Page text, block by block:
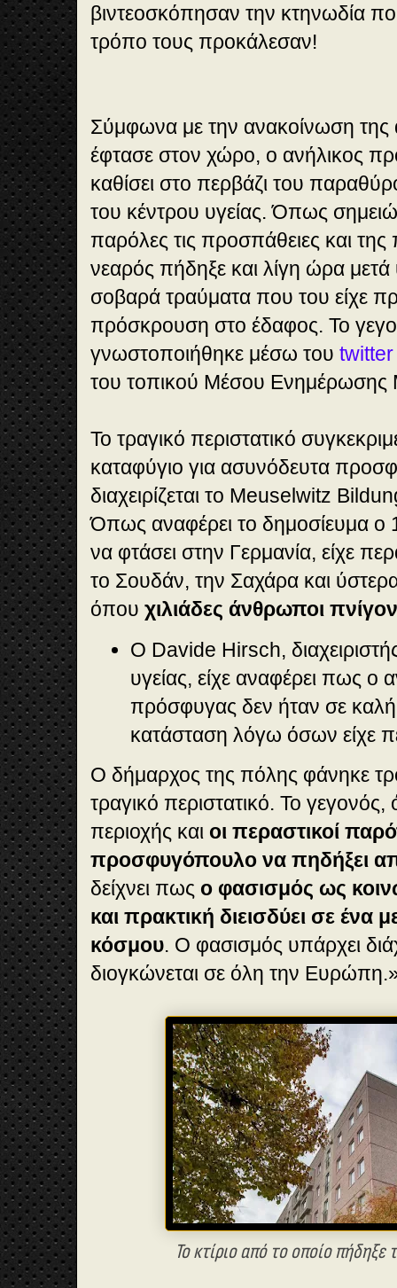
βιντεοσκόπησαν την κτηνωδία
τρόπο τους προκάλεσαν!
Σύμφωνα με την ανακοίνωση της
έφτασε στον χώρο, ο ανήλικος
καθίσει στο περβάζι του
του κέντρου υγείας. Όπως
παρόλες τις προσπάθειες και
νεαρός πήδηξε και λίγη ώρα
σοβαρά τραύματα που του είχε
πρόσκρουση στο έδαφος. Το
γνωστοποιήθηκε μέσω του twitter
του τοπικού Μέσου
Το τραγικό περιστατικό
καταφύγιο για ασυνόδευτα
διαχειρίζεται το Meuselwitz
Όπως αναφέρει το δημοσίευμα ο
να φτάσει στην Γερμανία, είχε
το Σουδάν, την Σαχάρα και
όπου χιλιάδες άνθρωποι
Ο Davide Hirsch,
υγείας, είχε αναφέρει πως ο
πρόσφυγας δεν ήταν σε
κατάσταση λόγω όσων είχε
Ο δήμαρχος της πόλης φάνηκε
τραγικό περιστατικό. Το γεγονός,
περιοχής και οι περαστικοί
προσφυγόπουλο να πηδήξει
δείχνει πως ο φασισμός ως
και πρακτική διεισδύει σε ένα
κόσμου. Ο φασισμός υπάρχει
διογκώνεται σε όλη την
Το κτίριο από το οποίο